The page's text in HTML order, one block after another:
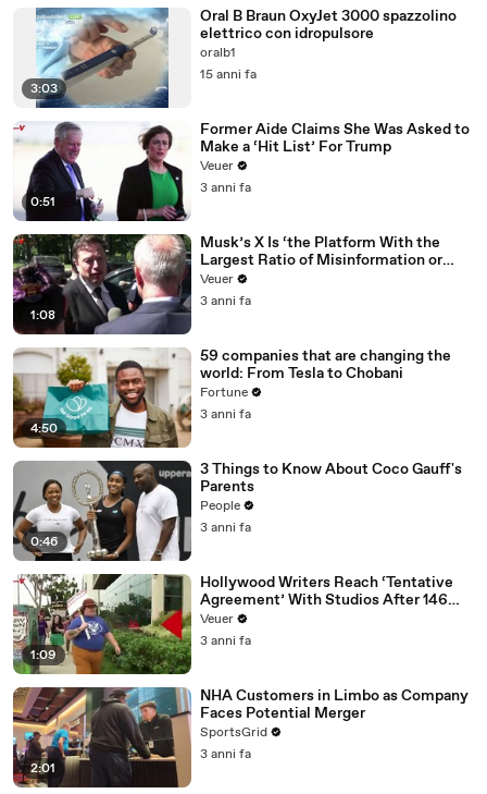
3:03
Oral B Braun OxyJet 3000 spazzolino
elettrico con idropulsore
oralb1
15 anni fa
0:51
Former Aide Claims She Was Asked to
Make a ‘Hit List’ For Trump
Veuer
3 anni fa
1:08
Musk’s X Is ‘the Platform With the
Largest Ratio of Misinformation or
Disinformation’ Amongst All Social
Media Platforms
Veuer
3 anni fa
4:50
59 companies that are changing the
world: From Tesla to Chobani
Fortune
3 anni fa
0:46
3 Things to Know About Coco Gauff's
Parents
People
3 anni fa
1:09
Hollywood Writers Reach ‘Tentative
Agreement’ With Studios After 146
Day Strike
Veuer
3 anni fa
2:01
NHA Customers in Limbo as Company
Faces Potential Merger
SportsGrid
3 anni fa